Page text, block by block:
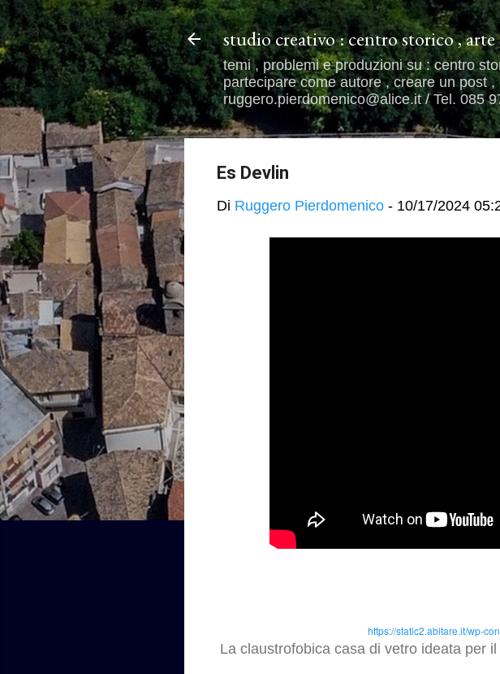
Passa
studio creativo : centro storico ,
temi , problemi e produzioni su : centro
partecipare come autore , creare un post
ruggero.pierdomenico@alice.it / Tel. 085
Es Devlin
Di Ruggero Pierdomenico - 10/17/2024
https://static2.abitare.it/wp-
La claustrofobica casa di vetro ideata per